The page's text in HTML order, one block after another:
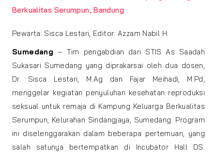
Pewarta: Sisca Lestari, Editor: Azzam Nabil H.
Sumedang – Tim pengabdian dari STIS As Saadah
Sukasari Sumedang yang diprakarsai oleh dua dosen,
Dr. Sisca Lestari, M.Ag dan Fajar Meihadi, M.Pd,
menggelar kegiatan penyuluhan kesehatan reproduksi
seksual untuk remaja di Kampung Keluarga Berkualitas
Serumpun, Kelurahan Sindangjaya, Sumedang. Program
ini diselenggarakan dalam beberapa pertemuan, yang
salah satunya bertempatkan di Incubator Hall DS.